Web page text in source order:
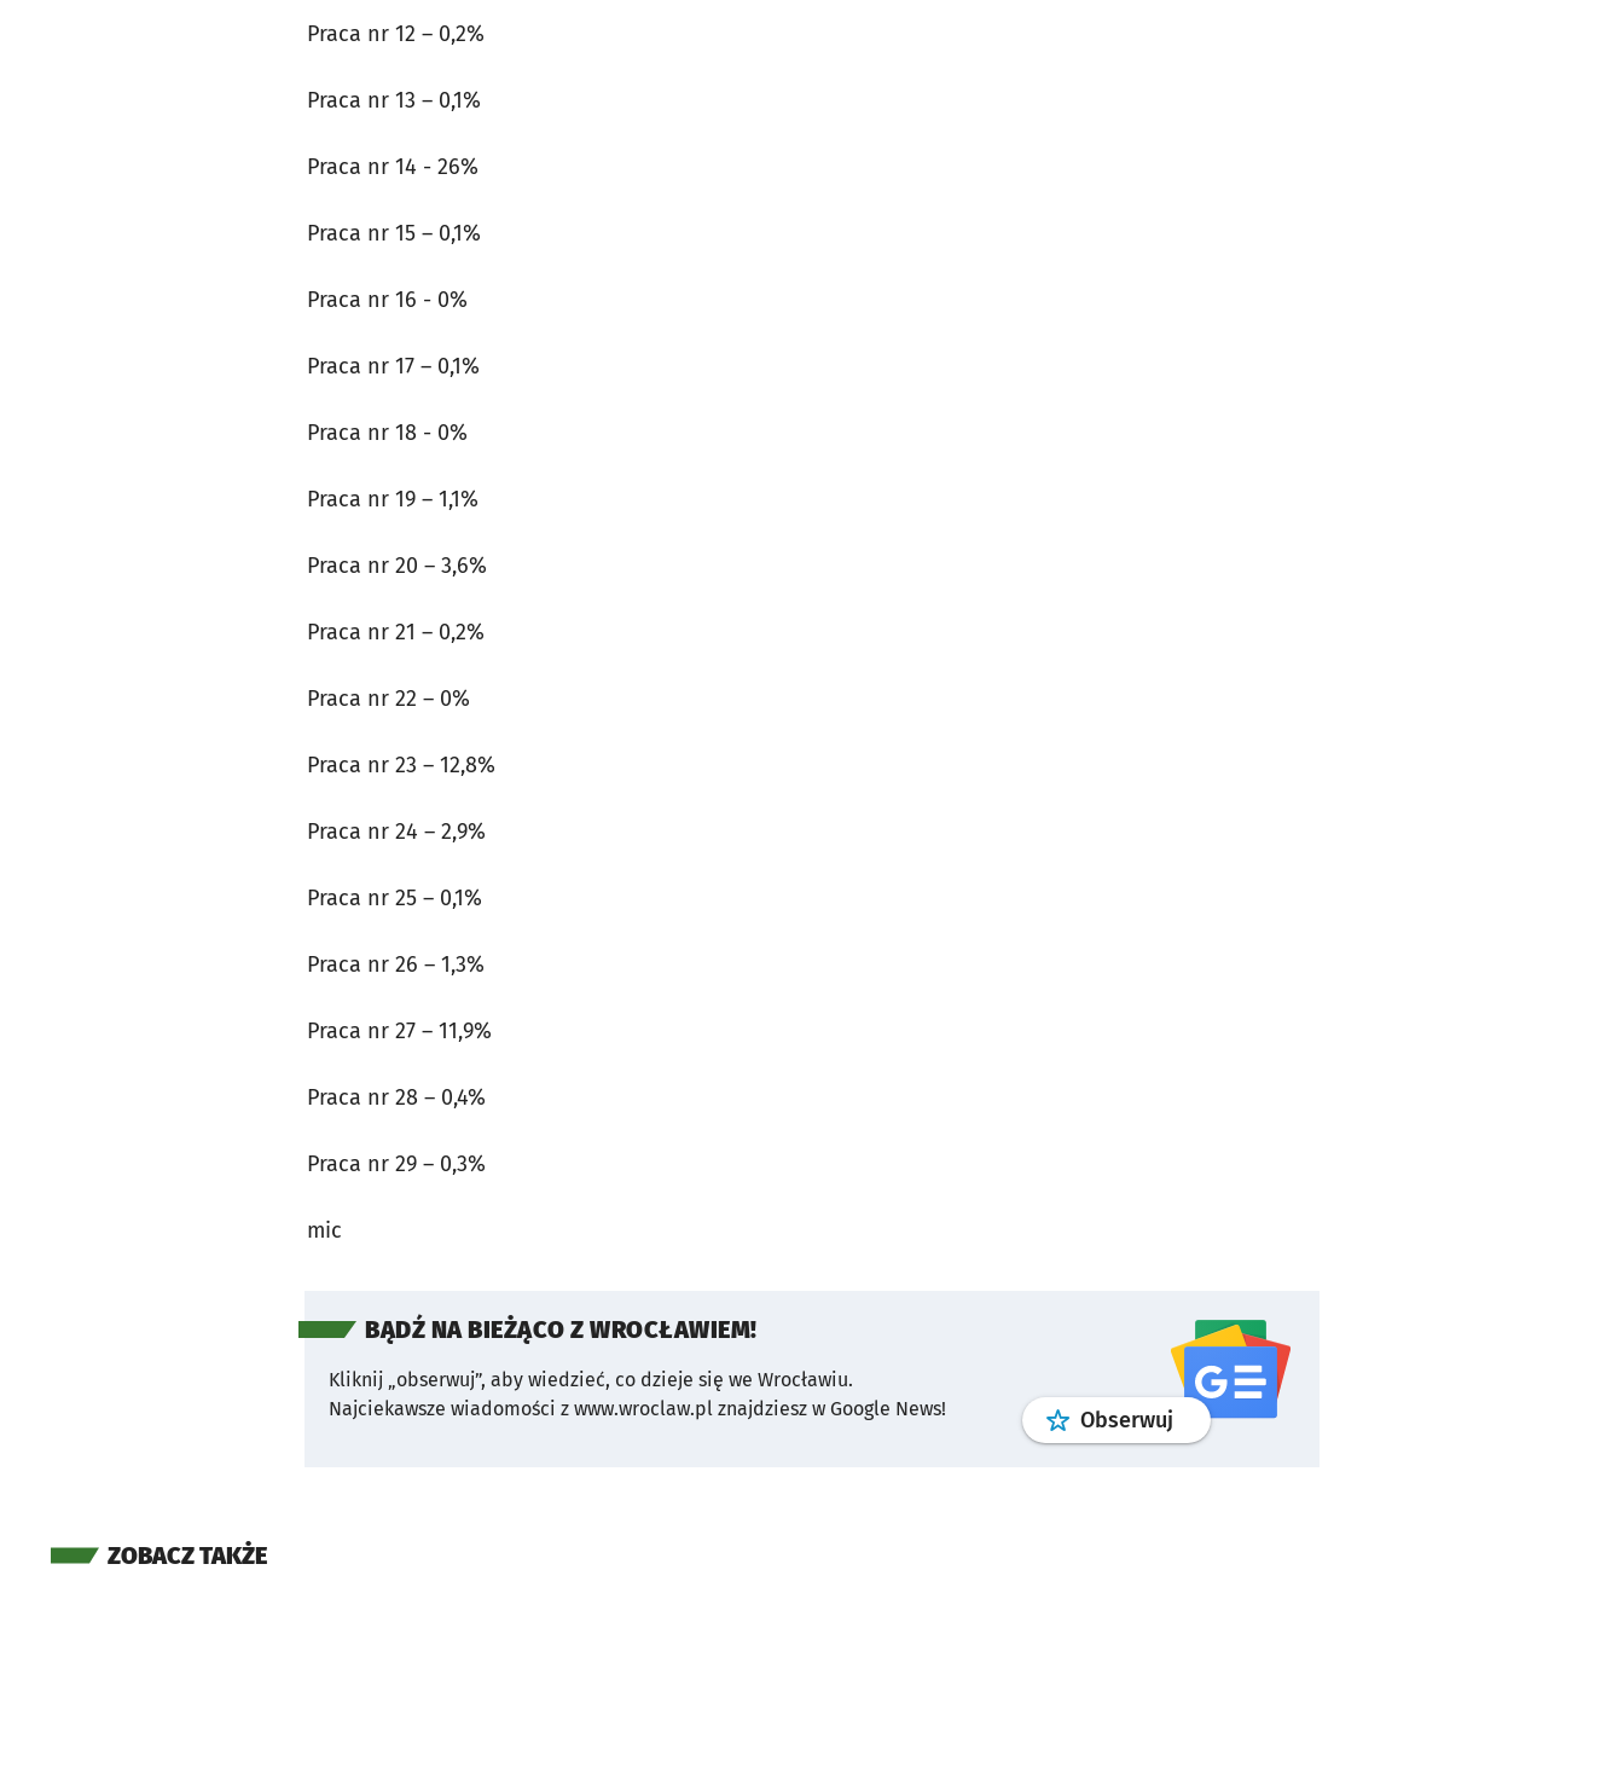
Praca nr 12 – 0,2%
Praca nr 13 – 0,1%
Praca nr 14 - 26%
Praca nr 15 – 0,1%
Praca nr 16 - 0%
Praca nr 17 – 0,1%
Praca nr 18 - 0%
Praca nr 19 – 1,1%
Praca nr 20 – 3,6%
Praca nr 21 – 0,2%
Praca nr 22 – 0%
Praca nr 23 – 12,8%
Praca nr 24 – 2,9%
Praca nr 25 – 0,1%
Praca nr 26 – 1,3%
Praca nr 27 – 11,9%
Praca nr 28 – 0,4%
Praca nr 29 – 0,3%
mic
BĄDŹ NA BIEŻĄCO Z WROCŁAWIEM!
Kliknij „obserwuj”, aby wiedzieć, co dzieje się we Wrocławiu.
Najciekawsze wiadomości z www.wroclaw.pl znajdziesz w Google News!
Obserwuj profilgoogle news
ZOBACZ TAKŻE